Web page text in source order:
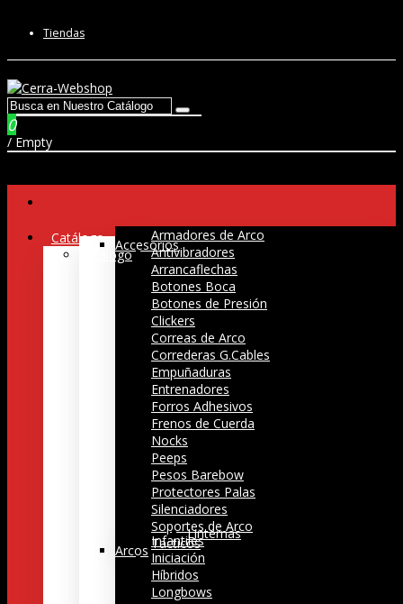
Tiendas
0
/ Empty
Catálogo
Catálogo
Accesorios
Armadores de Arco
Antivibradores
Arrancaflechas
Botones Boca
Botones de Presión
Clickers
Correas de Arco
Correderas G.Cables
Empuñaduras
Entrenadores
Forros Adhesivos
Frenos de Cuerda
Nocks
Peeps
Pesos Barebow
Protectores Palas
Silenciadores
Soportes de Arco
Tacticos
Linternas
Arcos
Infantiles
Iniciación
Híbridos
Longbows